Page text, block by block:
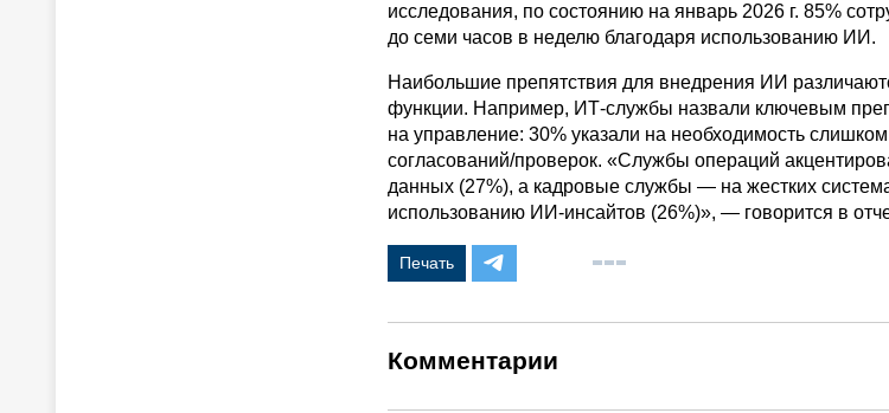
исследования, по состоянию на январь 2026 г. 85%
до семи часов в неделю благодаря использованию ИИ.
Наибольшие препятствия для внедрения ИИ
функции. Например, ИТ-службы назвали ключевым
на управление: 30% указали на необходимость
согласований/проверок. «Службы операций
данных (27%), а кадровые службы — на жестких
использованию ИИ-инсайтов (26%)», — говорится в
Печать
Комментарии